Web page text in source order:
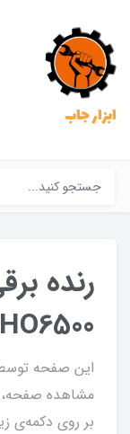
ابزار جاب
رنده
این صفحه
مشاهده صفحه،
بر روی دکمه‌ی